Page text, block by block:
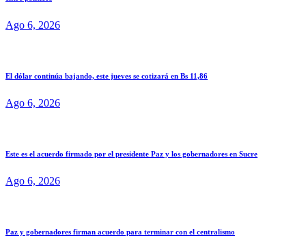
Ago 6, 2026
El dólar continúa bajando, este jueves se cotizará en Bs 11,86
Ago 6, 2026
Este es el acuerdo firmado por el presidente Paz y los gobernadores en Sucre
Ago 6, 2026
Paz y gobernadores firman acuerdo para terminar con el centralismo